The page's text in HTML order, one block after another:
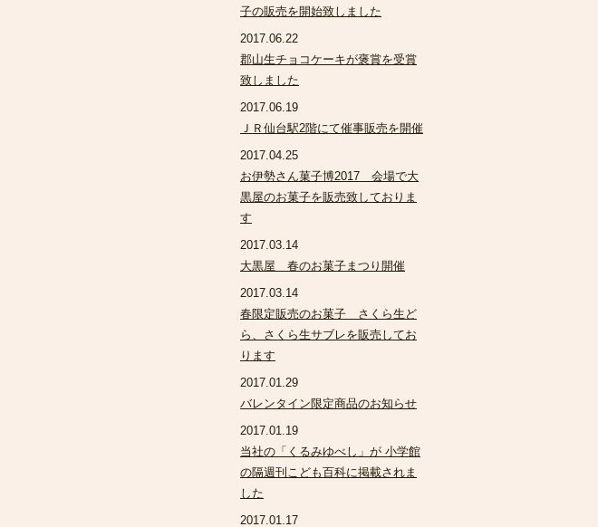
子の販売を開始致しました
2017.06.22
郡山生チョコケーキが褒賞を受賞
致しました
2017.06.19
ＪＲ仙台駅2階にて催事販売を開催
2017.04.25
お伊勢さん菓子博2017 会場で大
黒屋のお菓子を販売致しておりま
す
2017.03.14
大黒屋 春のお菓子まつり開催
2017.03.14
春限定販売のお菓子 さくら生ど
ら、さくら生サブレを販売してお
ります
2017.01.29
バレンタイン限定商品のお知らせ
2017.01.19
当社の「くるみゆべし」が 小学館
の隔週刊こども百科に掲載されま
した
2017.01.17